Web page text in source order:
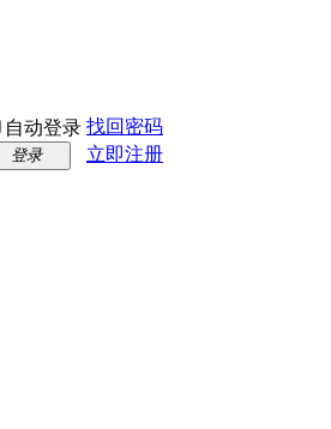
自动登录 找回密码
登录
立即注册